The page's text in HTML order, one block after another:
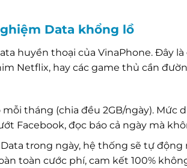
Data khổng lồ
huyền thoại của VinaPhone. Đây là
Netflix, hay các game thủ cần
tháng (chia đều 2GB/ngày). Mức
Facebook, đọc báo cả ngày mà
trong ngày, hệ thống sẽ tự
toàn cước phí, cam kết 100%